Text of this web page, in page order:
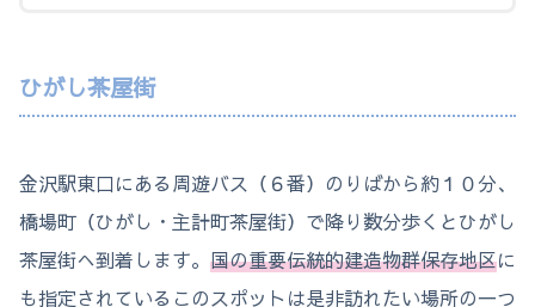
ひがし茶屋街
金沢駅東口にある周遊バス（６番）のりばから約１０分、
橋場町（ひがし・主計町茶屋街）で降り数分歩くとひがし
茶屋街へ到着します。 国の重要伝統的建造物群保存地区に
も指定されているこのスポットは是非訪れたい場所の一つ